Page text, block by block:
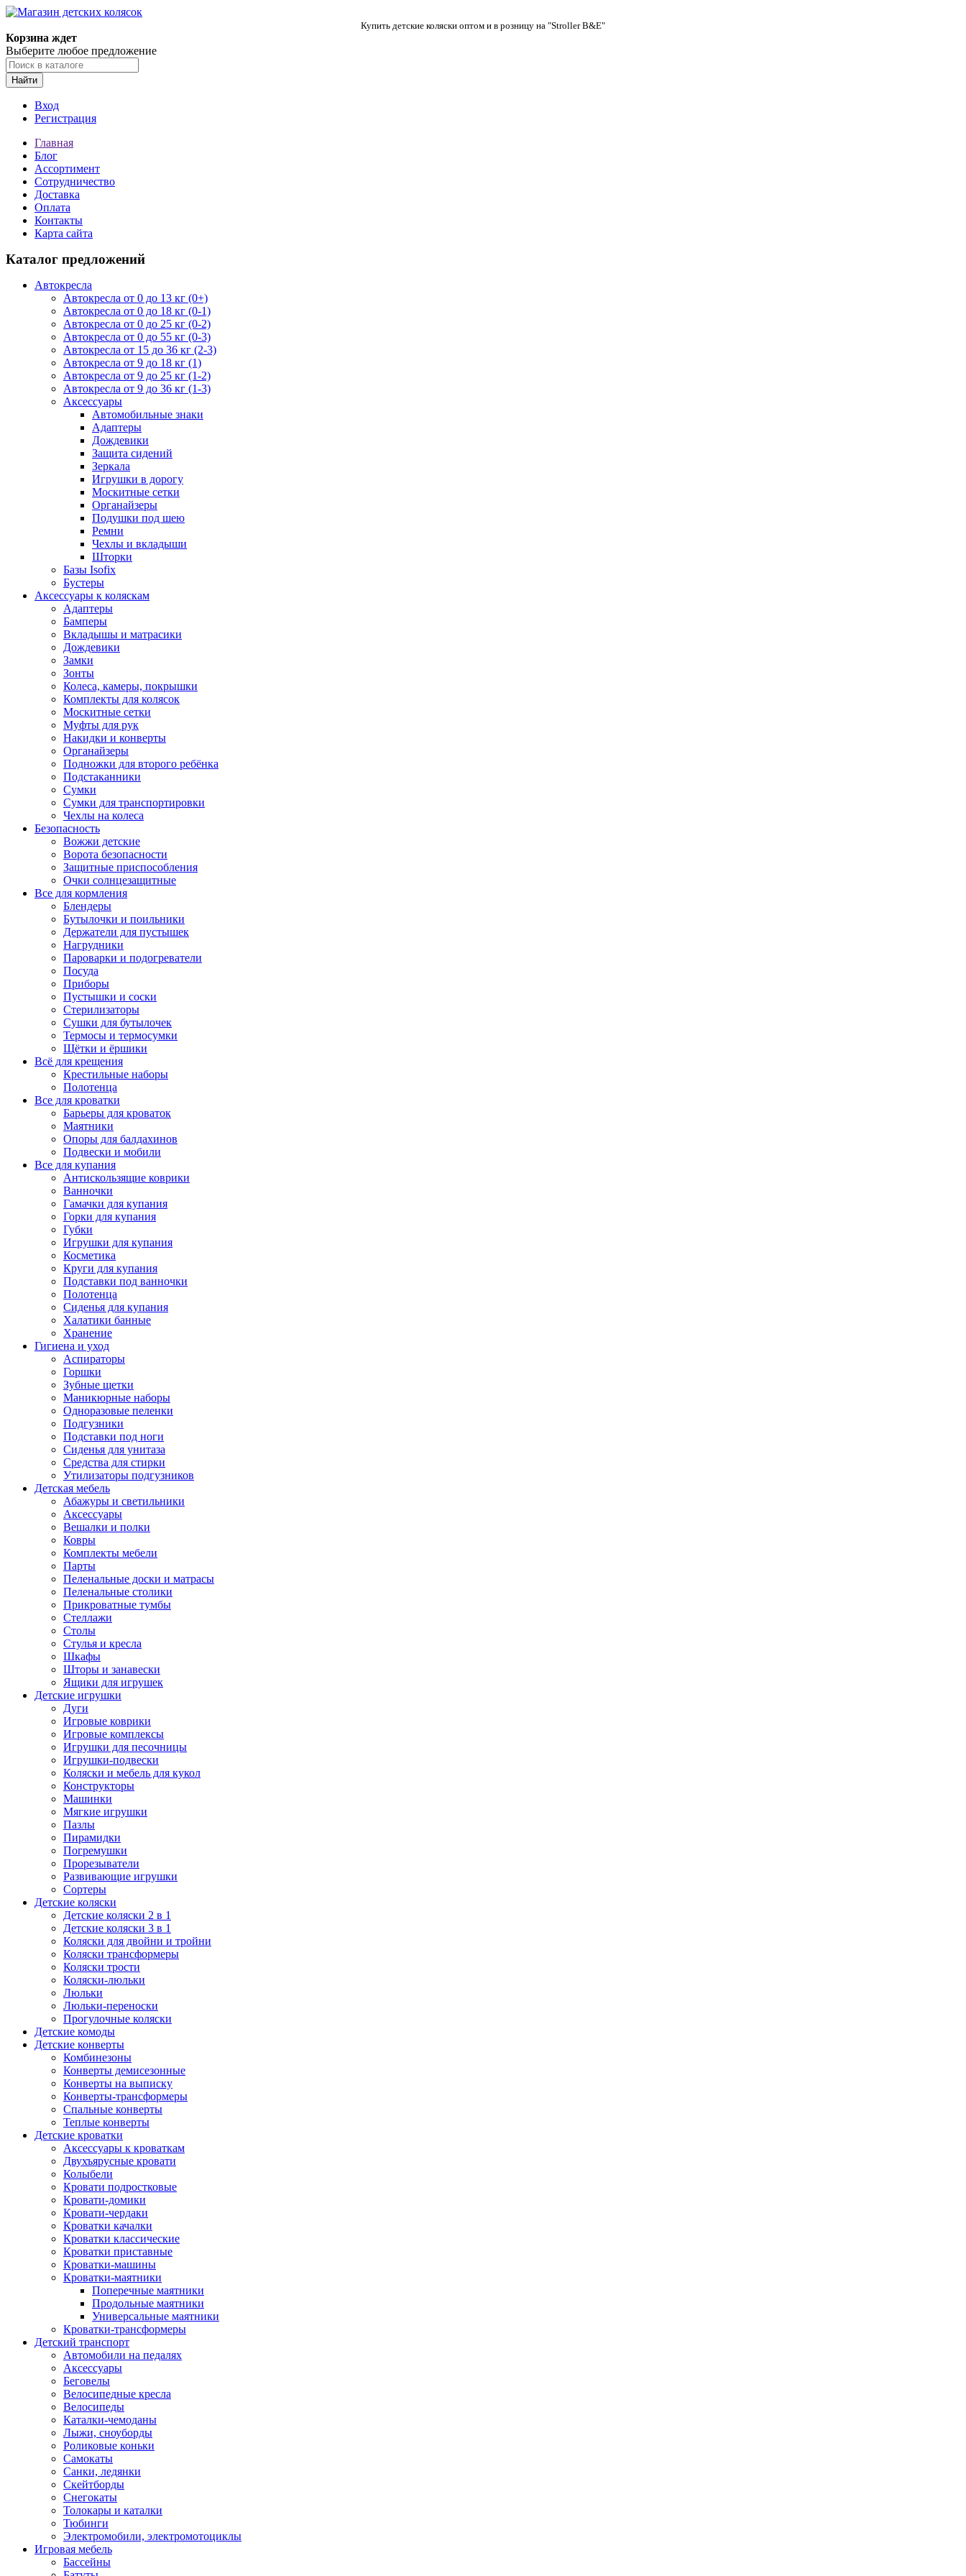
Купить детские коляски оптом и в розницу на "Stroller B&E"
Корзина ждет
Выберите любое предложение
Найти
Вход
Регистрация
Главная
Блог
Ассортимент
Сотрудничество
Доставка
Оплата
Контакты
Карта сайта
Каталог предложений
Автокресла
Автокресла от 0 до 13 кг (0+)
Автокресла от 0 до 18 кг (0-1)
Автокресла от 0 до 25 кг (0-2)
Автокресла от 0 до 55 кг (0-3)
Автокресла от 15 до 36 кг (2-3)
Автокресла от 9 до 18 кг (1)
Автокресла от 9 до 25 кг (1-2)
Автокресла от 9 до 36 кг (1-3)
Аксессуары
Автомобильные знаки
Адаптеры
Дождевики
Защита сидений
Зеркала
Игрушки в дорогу
Москитные сетки
Органайзеры
Подушки под шею
Ремни
Чехлы и вкладыши
Шторки
Базы Isofix
Бустеры
Аксессуары к коляскам
Адаптеры
Бамперы
Вкладышы и матрасики
Дождевики
Замки
Зонты
Колеса, камеры, покрышки
Комплекты для колясок
Москитные сетки
Муфты для рук
Накидки и конверты
Органайзеры
Подножки для второго ребёнка
Подстаканники
Сумки
Сумки для транспортировки
Чехлы на колеса
Безопасность
Вожжи детские
Ворота безопасности
Защитные приспособления
Очки солнцезащитные
Все для кормления
Блендеры
Бутылочки и поильники
Держатели для пустышек
Нагрудники
Пароварки и подогреватели
Посуда
Приборы
Пустышки и соски
Стерилизаторы
Сушки для бутылочек
Термосы и термосумки
Щётки и ёршики
Всё для крещения
Крестильные наборы
Полотенца
Все для кроватки
Барьеры для кроваток
Маятники
Опоры для балдахинов
Подвески и мобили
Все для купания
Антискользящие коврики
Ванночки
Гамачки для купания
Горки для купания
Губки
Игрушки для купания
Косметика
Круги для купания
Подставки под ванночки
Полотенца
Сиденья для купания
Халатики банные
Хранение
Гигиена и уход
Аспираторы
Горшки
Зубные щетки
Маникюрные наборы
Одноразовые пеленки
Подгузники
Подставки под ноги
Сиденья для унитаза
Средства для стирки
Утилизаторы подгузников
Детская мебель
Абажуры и светильники
Аксессуары
Вешалки и полки
Ковры
Комплекты мебели
Парты
Пеленальные доски и матрасы
Пеленальные столики
Прикроватные тумбы
Стеллажи
Столы
Стулья и кресла
Шкафы
Шторы и занавески
Ящики для игрушек
Детские игрушки
Дуги
Игровые коврики
Игровые комплексы
Игрушки для песочницы
Игрушки-подвески
Коляски и мебель для кукол
Конструкторы
Машинки
Мягкие игрушки
Пазлы
Пирамидки
Погремушки
Прорезыватели
Развивающие игрушки
Сортеры
Детские коляски
Детские коляски 2 в 1
Детские коляски 3 в 1
Коляски для двойни и тройни
Коляски трансформеры
Коляски трости
Коляски-люльки
Люльки
Люльки-переноски
Прогулочные коляски
Детские комоды
Детские конверты
Комбинезоны
Конверты демисезонные
Конверты на выписку
Конверты-трансформеры
Спальные конверты
Теплые конверты
Детские кроватки
Аксессуары к кроваткам
Двухъярусные кровати
Колыбели
Кровати подростковые
Кровати-домики
Кровати-чердаки
Кроватки качалки
Кроватки классические
Кроватки приставные
Кроватки-машины
Кроватки-маятники
Поперечные маятники
Продольные маятники
Универсальные маятники
Кроватки-трансформеры
Детский транспорт
Автомобили на педалях
Аксессуары
Беговелы
Велосипедные кресла
Велосипеды
Каталки-чемоданы
Лыжи, сноуборды
Роликовые коньки
Самокаты
Санки, ледянки
Скейтборды
Снегокаты
Толокары и каталки
Тюбинги
Электромобили, электромотоциклы
Игровая мебель
Бассейны